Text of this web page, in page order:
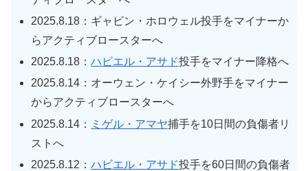
2025.8.18：ギャビン・ホロウェル投手をマイナーか
らアクティブロースターへ
2025.8.18：ハビエル・アサド投手をマイナー降格へ
2025.8.14：オーウェン・ケイシー外野手をマイナー
からアクティブロースターへ
2025.8.14：
ミゲル・アマヤ捕手を10日間の負傷者リ
ストへ
2025.8.12：ハビエル・アサド投手を60日間の負傷者